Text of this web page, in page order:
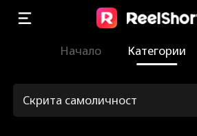
Начало Категории
Скрита самоличност